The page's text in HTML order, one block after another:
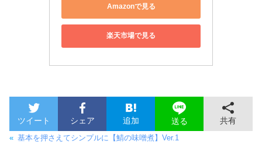
Amazonで見る
楽天市場で見る
ツイート シェア 追加 送る 共有
« 基本を押さえてシンプルに【鯖の味噌煮】Ver.1